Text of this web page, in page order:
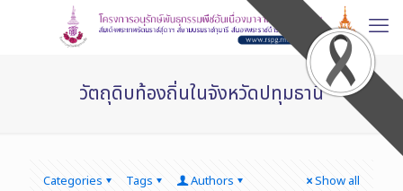
วัตถุดิบท้องถิ่นในจังหวัดปทุมธานี
Categories Tags Authors Show all